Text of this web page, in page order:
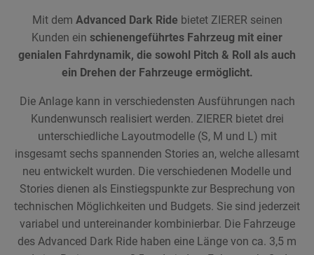
Mit dem Advanced Dark Ride bietet ZIERER seinen
Kunden ein schienengeführtes Fahrzeug mit einer
genialen Fahrdynamik, die sowohl Pitch & Roll als auch
ein Drehen der Fahrzeuge ermöglicht.
Die Anlage kann in verschiedensten Ausführungen nach
Kundenwunsch realisiert werden. ZIERER bietet drei
unterschiedliche Layoutmodelle (S, M und L) mit
insgesamt sechs spannenden Stories an, welche allesamt
neu entwickelt wurden. Die verschiedenen Modelle und
Stories dienen als Einstiegspunkte zur Besprechung von
technischen Möglichkeiten und Budgets. Sie sind jederzeit
variabel und untereinander kombinierbar. Die Fahrzeuge
des Advanced Dark Ride haben eine Länge von ca. 3,5 m